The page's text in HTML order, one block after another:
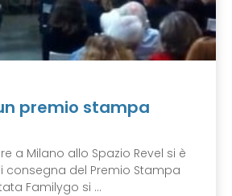
premio stampa
a Milano allo Spazio Revel si è
consegna del Premio Stampa
Familygo si ...